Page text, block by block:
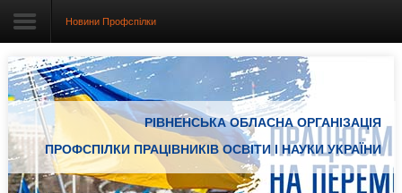
Головна
Про організацію
Документація
Новини Профспілки
РІВНЕНСЬКА ОБЛАСНА ОРГАНІЗАЦІЯ
ПРОФСПІЛКИ ПРАЦІВНИКІВ ОСВІТИ І НАУКИ УКРАЇНИ